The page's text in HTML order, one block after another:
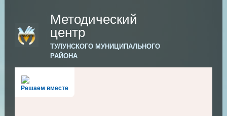
Методический
центр
ТУЛУНСКОГО МУНИЦИПАЛЬНОГО
РАЙОНА
Решаем вместе